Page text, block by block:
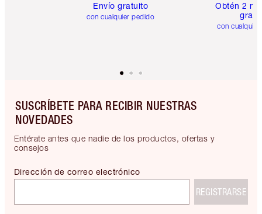
Envío gratuito
con cualquier pedido
Obtén 2
gratis
con
SUSCRÍBETE PARA RECIBIR NUESTRAS
NOVEDADES
Entérate antes que nadie de los productos, ofertas y
consejos
Dirección de correo electrónico
REGISTRARSE